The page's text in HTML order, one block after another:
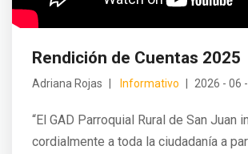
Rendición de Cuentas 2025
Adriana Rojas Informativo 2026 - 06
“El GAD Parroquial Rural de San Juan
cordialmente a toda la ciudadanía a